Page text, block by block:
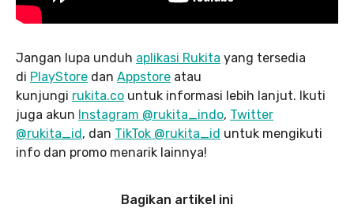
Jangan lupa unduh aplikasi Rukita yang tersedia
di PlayStore dan Appstore atau
kunjungi rukita.co untuk informasi lebih lanjut. Ikuti
juga akun Instagram @rukita_indo, Twitter
@rukita_id, dan TikTok @rukita_id untuk mengikuti
info dan promo menarik lainnya!
Bagikan artikel ini